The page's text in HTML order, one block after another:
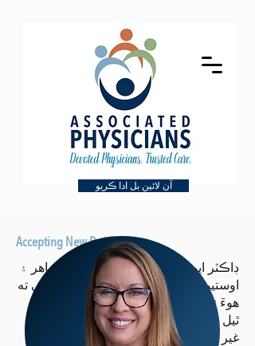
آن لائين بل ادا ڪريو
Accepting New Patients
ڊاڪٽر ايورٽن آھي اندروني دوائن جو ماهر ۽
اوستيوپيٿي جو ڊاڪٽر. هن جو مطلب آهي ته
هوءَ نه ر boardو اندروني دوائن ۾ تصديق
ٿيل بورڊ آهي ، پر هوءَ لائسنس يافته آهي
غير جارحتي خاصيت جي osteopathic